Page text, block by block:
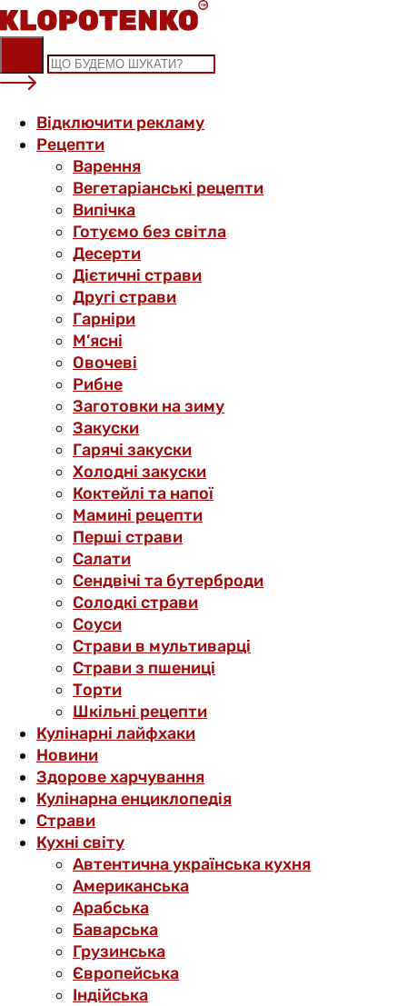
Skip
to
content
Відключити рекламу
Рецепти
Варення
Вегетаріанські рецепти
Випічка
Готуємо без світла
Десерти
Дієтичні страви
Другі страви
Гарніри
М’ясні
Овочеві
Рибне
Заготовки на зиму
Закуски
Гарячі закуски
Холодні закуски
Коктейлі та напої
Мамині рецепти
Перші страви
Салати
Сендвічі та бутерброди
Солодкі страви
Соуси
Страви в мультиварці
Страви з пшениці
Торти
Шкільні рецепти
Кулінарні лайфхаки
Новини
Здорове харчування
Кулінарна енциклопедія
Страви
Кухні світу
Автентична українська кухня
Американська
Арабська
Баварська
Грузинська
Європейська
Індійська